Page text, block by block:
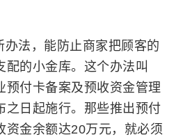
法，能防止商家把顾客的
配的小金库。这个办法叫
预付卡备案及预收资金管理
之日起施行。那些推出预付
资金余额达20万元，就必须